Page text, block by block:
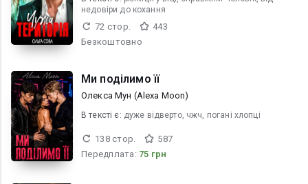
недовіри до кохання
72 стор.
443
Безкоштовно
Ми поділимо її
Олекса Мун (Alexa Moon)
В текcті є: дуже відверто, чжч, погані хлопці
138 стор.
587
Передплата: 75 грн